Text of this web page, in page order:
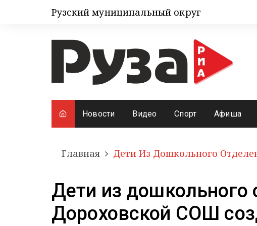
Рузский муниципальный округ
Новости Видео Спорт Афиша
Главная Дети Из Дошкольного
Дети из дошкольного
Дороховской СОШ